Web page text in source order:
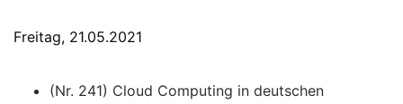
Freitag, 21.05.2021
(Nr. 241) Cloud Computing in deutschen